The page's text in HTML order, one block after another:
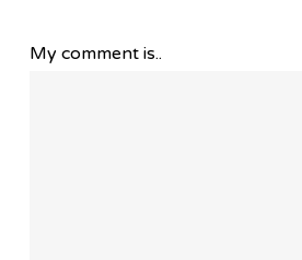
My comment is..